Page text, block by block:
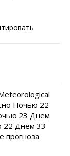
Ночью 22
23 Днем
22 Днем 33
прогноза